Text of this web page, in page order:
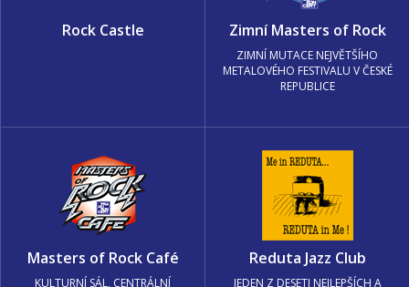
Rock Castle Zimní Masters of Rock
ZIMNÍ MUTACE NEJVĚTŠÍHO
METALOVÉHO FESTIVALU V ČESKÉ
REPUBLICE
Masters of Rock Café
KULTURNÍ SÁL, CENTRÁLNÍ
Reduta Jazz Club
JEDEN Z DESETI NEJLEPŠÍCH A